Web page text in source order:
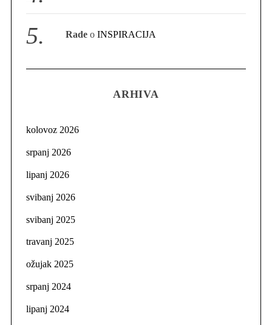
Rade oINSPIRACIJA
ARHIVA
kolovoz 2026
srpanj 2026
lipanj 2026
svibanj 2026
svibanj 2025
travanj 2025
ožujak 2025
srpanj 2024
lipanj 2024